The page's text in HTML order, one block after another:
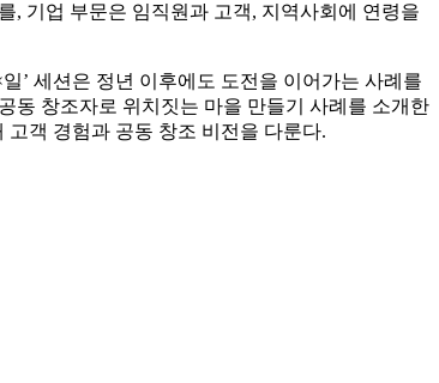
, 기업 부문은 임직원과 고객, 지역사회에 연령을
’ 세션은 정년 이후에도 도전을 이어가는 사례를
동 창조자로 위치짓는 마을 만들기 사례를 소개한
객 경험과 공동 창조 비전을 다룬다.